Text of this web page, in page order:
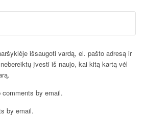
išsaugoti vardą, el. pašto adresą ir
įvesti iš naujo, kai kitą kartą vėl
by email.
by email.